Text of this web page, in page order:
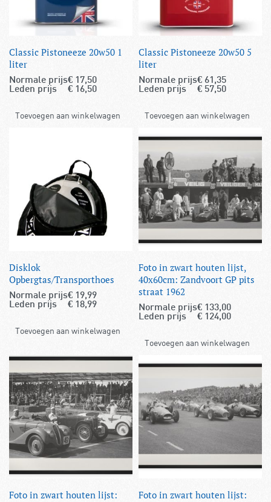
Classic Pistoneeze 20w50 1
liter
Normale prijs€ 17,50
Leden prijs
€ 16,50
Toevoegen aan winkelwagen
Classic Pistoneeze 20w50 5
liter
Normale prijs€ 61,35
Leden prijs
€ 57,50
Toevoegen aan winkelwagen
Disklok
Opbergtas/Transporthoes
Normale prijs€ 19,99
Leden prijs
€ 18,99
Toevoegen aan winkelwagen
Foto in zwart houten lijst,
40x60cm: Zandvoort GP pits
straat 1962
Normale prijs€ 133,00
Leden prijs
€ 124,00
Toevoegen aan winkelwagen
Foto in zwart houten lijst:
Foto in zwart houten lijst: